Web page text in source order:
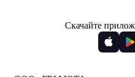
Скачайте